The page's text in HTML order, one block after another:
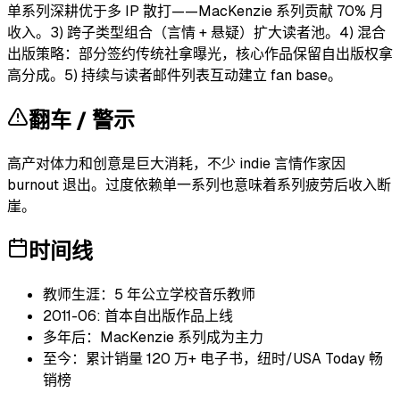
单系列深耕优于多 IP 散打——MacKenzie 系列贡献 70% 月
收入。3) 跨子类型组合（言情 + 悬疑）扩大读者池。4) 混合
出版策略：部分签约传统社拿曝光，核心作品保留自出版权拿
高分成。5) 持续与读者邮件列表互动建立 fan base。
翻车 / 警示
高产对体力和创意是巨大消耗，不少 indie 言情作家因
burnout 退出。过度依赖单一系列也意味着系列疲劳后收入断
崖。
时间线
教师生涯：5 年公立学校音乐教师
2011-06: 首本自出版作品上线
多年后：MacKenzie 系列成为主力
至今：累计销量 120 万+ 电子书，纽时/USA Today 畅
销榜